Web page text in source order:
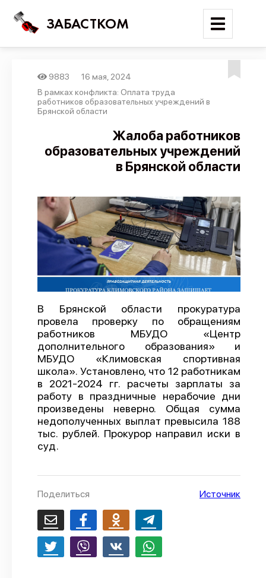
ЗАБАСТКОМ
Войти
Новости
Карта событий
Отчеты
Предложить публикацию
Справочник
API
О проекте
Политика конфиденциальности
9883
16 мая, 2024
В рамках конфликта: Оплата труда
работников образовательных учреждений в
Брянской области
Жалоба работников
образовательных учреждений
в Брянской области
В Брянской области прокуратура
провела проверку по обращениям
работников МБУДО «Центр
дополнительного образования» и
МБУДО «Климовская спортивная
школа». Установлено, что 12 работникам
в 2021-2024 гг. расчеты зарплаты за
работу в праздничные нерабочие дни
произведены неверно. Общая сумма
недополученных выплат превысила 188
тыс. рублей. Прокурор направил иски в
суд.
Поделиться Источник